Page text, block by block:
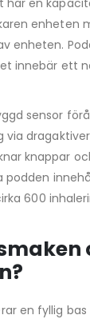
enheten
enheten.
innebär ett
sensor
knappar
podden
600
en fyllig